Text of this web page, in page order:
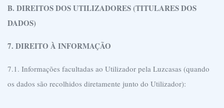
B. DIREITOS DOS UTILIZADORES (TITULARES DOS
DADOS)
7. DIREITO À INFORMAÇÃO
7.1. Informações facultadas ao Utilizador pela Luzcasas (quando
os dados são recolhidos diretamente junto do Utilizador):